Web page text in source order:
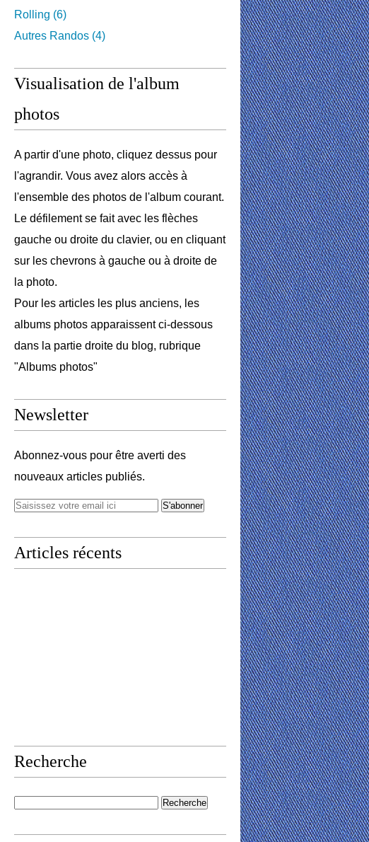
Rolling (6)
Autres Randos (4)
Visualisation de l'album
photos
A partir d'une photo, cliquez dessus pour
l'agrandir. Vous avez alors accès à
l'ensemble des photos de l'album courant.
Le défilement se fait avec les flèches
gauche ou droite du clavier, ou en cliquant
sur les chevrons à gauche ou à droite de
la photo.
Pour les articles les plus anciens, les
albums photos apparaissent ci-dessous
dans la partie droite du blog, rubrique
"Albums photos"
Newsletter
Abonnez-vous pour être averti des
nouveaux articles publiés.
Articles récents
Recherche